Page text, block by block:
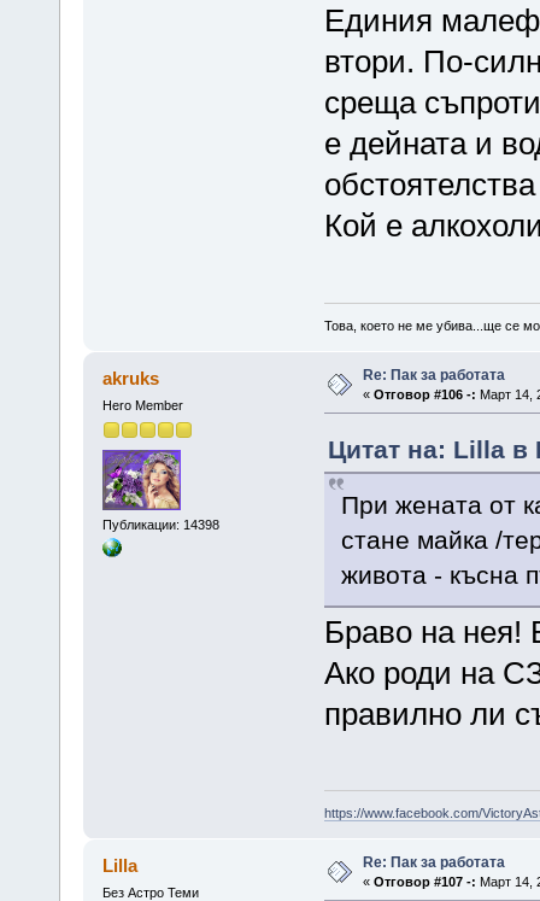
Единия
втори. По-
среща
е дейната и
Кой е
Това, което не ме убива...ще се
akruks
Hero Member
Публикации: 14398
Re: Пак за работата
« Отговор #106 -: Март 14,
Цитат на: Lilla в
При жената от
стане майка /
живота - късна
Браво на нея!
Ако роди на
правилно ли
https://www.facebook.com/
Lilla
Без Астро Теми
Re: Пак за работата
« Отговор #107 -: Март 14,